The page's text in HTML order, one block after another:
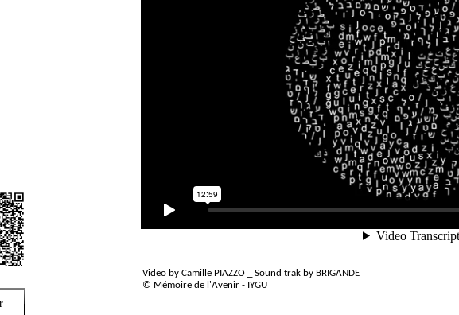
Video by Camille PIAZZO _ Sound trak by BRIGANDE
© Mémoire de l'Avenir - IYGU